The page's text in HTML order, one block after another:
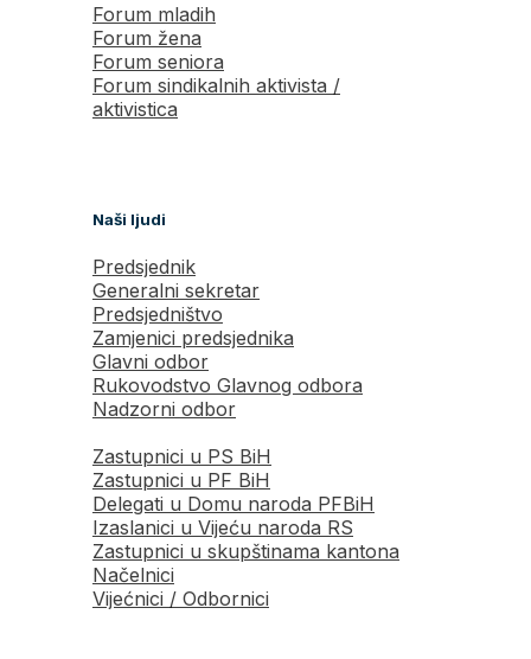
Forum mladih
Forum žena
Forum seniora
Forum sindikalnih aktivista /
aktivistica
Naši ljudi
Predsjednik
Generalni sekretar
Predsjedništvo
Zamjenici predsjednika
Glavni odbor
Rukovodstvo Glavnog odbora
Nadzorni odbor
Zastupnici u PS BiH
Zastupnici u PF BiH
Delegati u Domu naroda PFBiH
Izaslanici u Vijeću naroda RS
Zastupnici u skupštinama kantona
Načelnici
Vijećnici / Odbornici